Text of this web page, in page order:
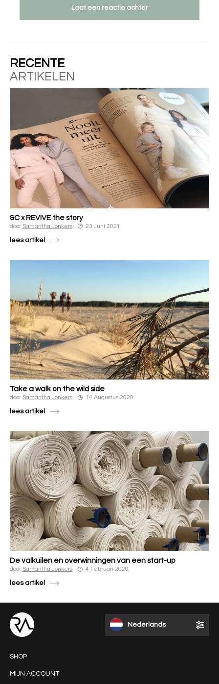
Laat een reactie achter
RECENTE
ARTIKELEN
&C x REVIVE the story
door Samantha Jonkers 23 Juni 2021
lees artikel
Take a walk on the wild side
door Samantha Jonkers 14 Augustus 2020
lees artikel
De valkuilen en overwinningen van een start-up
door Samantha Jonkers 4 Februari 2020
lees artikel
Nederlands
SHOP
MIJN ACCOUNT